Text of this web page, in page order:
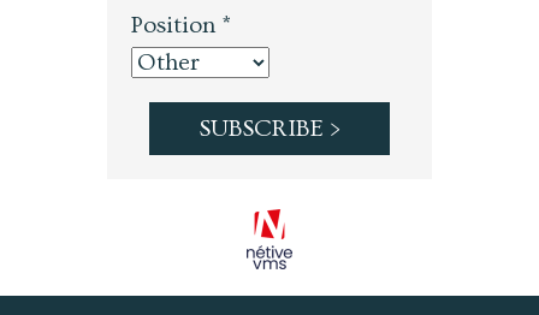
Position *